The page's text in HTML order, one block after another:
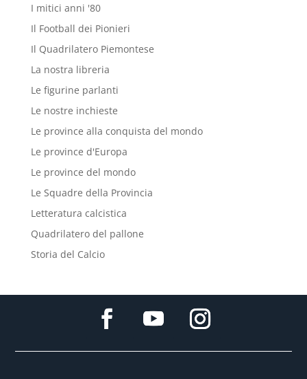
I mitici anni '80
Il Football dei Pionieri
Il Quadrilatero Piemontese
La nostra libreria
Le figurine parlanti
Le nostre inchieste
Le province alla conquista del mondo
Le province d'Europa
Le province del mondo
Le Squadre della Provincia
Letteratura calcistica
Quadrilatero del pallone
Storia del Calcio